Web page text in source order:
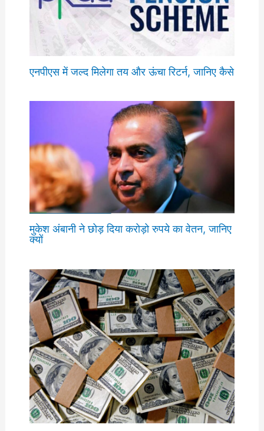
एनपीएस में जल्द मिलेगा तय और ऊंचा रिटर्न, जानिए कैसे
मुकेश अंबानी ने छोड़ दिया करोड़ो रुपये का वेतन, जानिए
क्यों